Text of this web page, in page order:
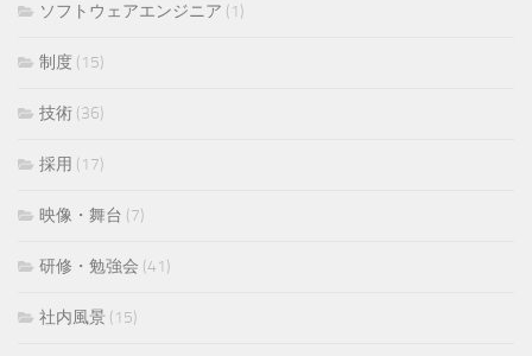
ソフトウェアエンジニア (1)
制度 (15)
技術 (36)
採用 (17)
映像・舞台 (7)
研修・勉強会 (41)
社内風景 (15)